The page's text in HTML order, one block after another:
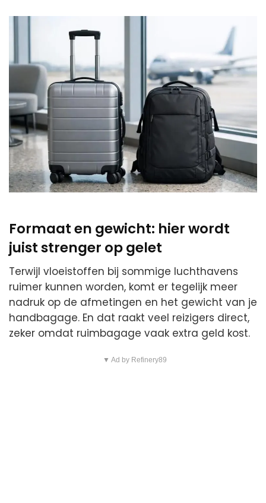
Formaat en gewicht: hier wordt
juist strenger op gelet
Terwijl vloeistoffen bij sommige luchthavens
ruimer kunnen worden, komt er tegelijk meer
nadruk op de afmetingen en het gewicht van je
handbagage. En dat raakt veel reizigers direct,
zeker omdat ruimbagage vaak extra geld kost.
▼ Ad by Refinery89